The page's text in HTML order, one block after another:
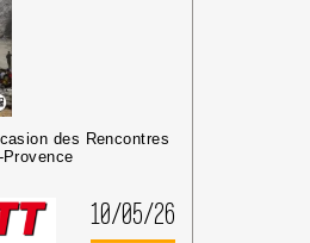
des Rencontres
Provence
10/05/26